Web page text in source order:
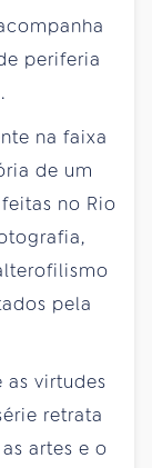
periferia
na faixa
de um
no Rio
pela
virtudes
retrata
artes e o